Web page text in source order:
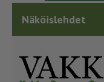
Näköislehdet